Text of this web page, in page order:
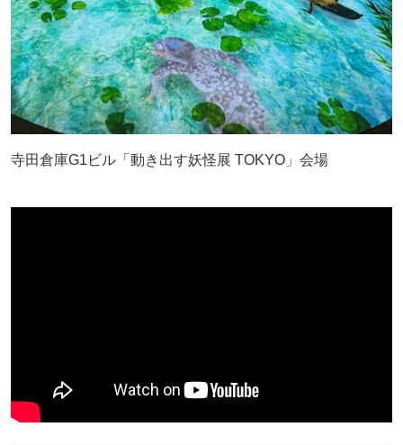
寺田倉庫G1ビル「動き出す妖怪展 TOKYO」会場